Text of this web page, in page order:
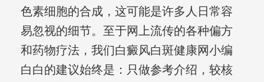
色素细胞的合成，这可能是许多人日常容
易忽视的细节。至于网上流传的各种偏方
和药物疗法，我们白癜风白斑健康网小编
白白的建议始终是：只做参考介绍，较核